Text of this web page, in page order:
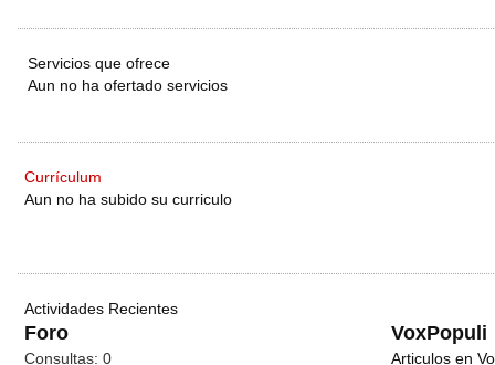
Servicios que ofrece
Aun no ha ofertado servicios
Currículum
Aun no ha subido su curriculo
Actividades Recientes
Foro VoxPopuli
Consultas: 0
Articulos en